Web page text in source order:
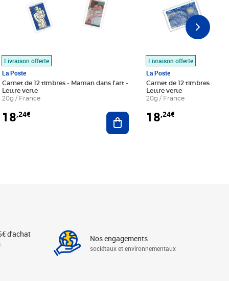
au panier
Livraison offerte
La Poste
Carnet de 12 timbres - Maman dans l'art -
Lettre verte
20g / France
18,24€ Ajouter au panier
Livraison offerte
La Poste
Carnet de 12 timbres - Le
Lettre verte
20g / France
18,24€
d'achat Nos engagements
sociétaux et environnementaux